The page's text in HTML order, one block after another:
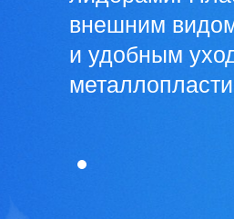
внешним
и удобным